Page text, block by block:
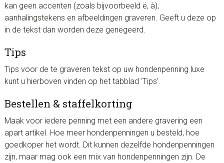
kan geen accenten (zoals bijvoorbeeld ë, à),
aanhalingstekens en afbeeldingen graveren. Geeft u deze op
in de tekst dan worden deze genegeerd.
Tips
Tips voor de te graveren tekst op uw hondenpenning luxe
kunt u hierboven vinden op het tabblad ‘Tips’.
Bestellen & staffelkorting
Maak voor iedere penning met een andere gravering een
apart artikel. Hoe meer hondenpenningen u besteld, hoe
goedkoper het wordt. Dit kunnen dezelfde hondenpenningen
zijn, maar mag ook een mix van hondenpenningen zijn. De